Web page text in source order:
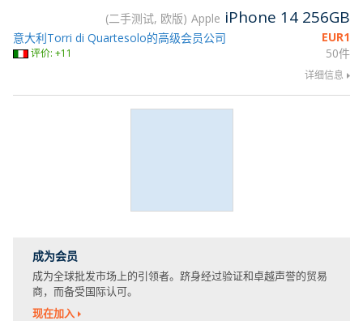
二手测试, 欧版 Apple iPhone 14 256GB
EUR1
50件
意大利Torri di Quartesolo的高级会员公司
评价: +11
详细信息
成为会员
成为全球批发市场上的引领者。跻身经过验证和卓越声誉的贸易
商，而备受国际认可。
现在加入